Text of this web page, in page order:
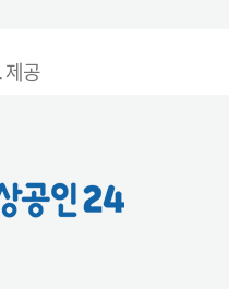
제공